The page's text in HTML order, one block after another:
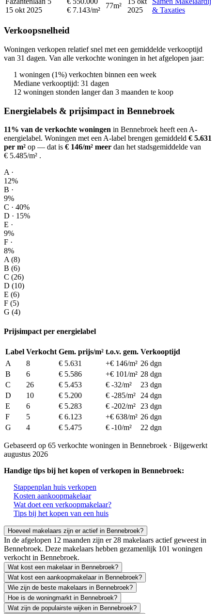
15 okt 2025
€ 7.143/m²
77m²
2025
& Taxaties
Verkoopsnelheid
Woningen verkopen relatief snel met een gemiddelde verkooptijd
van 31 dagen. Van alle verkochte woningen in het afgelopen jaar:
1 woningen (1%) verkochten binnen een week
Mediane verkooptijd: 31 dagen
12 woningen stonden langer dan 3 maanden te koop
Energielabels & prijsimpact in Bennebroek
11% van de verkochte woningen in Bennebroek heeft een A-
energielabel. Woningen met een A-label brengen gemiddeld € 5.631
per m² op — dat is € 146/m² meer dan het stadsgemiddelde van
€ 5.485/m² .
A ·
12%
B ·
9%
C · 40%
D · 15%
E ·
9%
F ·
8%
A (8)
B (6)
C (26)
D (10)
E (6)
F (5)
G (4)
Prijsimpact per energielabel
Label Verkocht Gem. prijs/m² t.o.v. gem. Verkooptijd
A
8 € 5.631 +€ 146/m² 26 dgn
B
6 € 5.586 +€ 101/m² 28 dgn
C
26 € 5.453 € -32/m²
23 dgn
D
10 € 5.200 € -285/m²
24 dgn
E
6 € 5.283 € -202/m²
23 dgn
F
5 € 6.123 +€ 638/m² 26 dgn
G
4 € 5.475 € -10/m² 22 dgn
Gebaseerd op 65 verkochte woningen in Bennebroek · Bijgewerkt
augustus 2026
Handige tips bij het kopen of verkopen in Bennebroek:
Stappenplan huis verkopen
Kosten aankoopmakelaar
Wat doet een verkoopmakelaar?
Tips bij het kopen van een huis
Hoeveel makelaars zijn er actief in Bennebroek?
In de afgelopen 12 maanden zijn er 28 makelaars actief geweest in
Bennebroek. Deze makelaars hebben gezamenlijk 101 woningen
verkocht in Bennebroek.
Wat kost een makelaar in Bennebroek?
Wat kost een aankoopmakelaar in Bennebroek?
Wie zijn de beste makelaars in Bennebroek?
Hoe is de woningmarkt in Bennebroek?
Wat zijn de populairste wijken in Bennebroek?